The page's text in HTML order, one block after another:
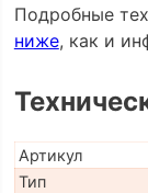
Подробные
ниже, как и
Артикул
Тип